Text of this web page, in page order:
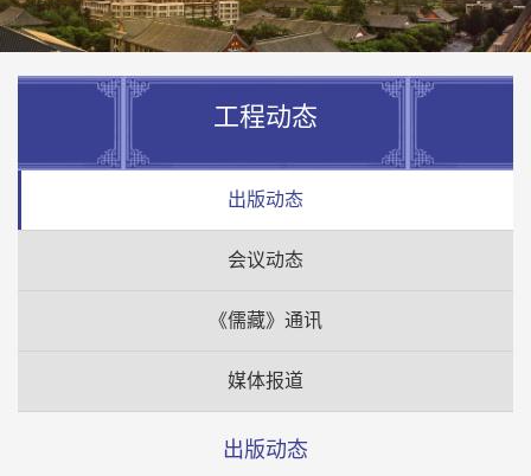
工程动态
出版动态
会议动态
《儒藏》通讯
媒体报道
出版动态